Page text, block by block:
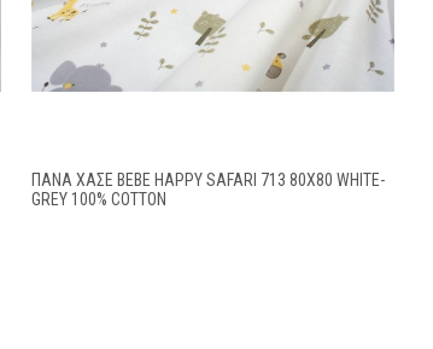
ΠΆΝΑ ΧΑΣΈ BEBE HAPPY SAFARI 713 80X80 WHITE-
GREY 100% COTTON